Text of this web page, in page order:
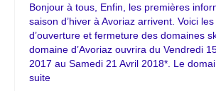
Bonjour à tous, Enfin, les premières
saison d’hiver à Avoriaz arrivent. Voici
d’ouverture et fermeture des domaines
domaine d’Avoriaz ouvrira du Vendredi
2017 au Samedi 21 Avril 2018*. Le
suite­­